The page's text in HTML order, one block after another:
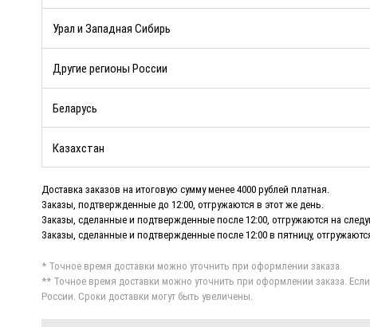
Урал и Западная Сибирь
Другие регионы России
Беларусь
Казахстан
Доставка заказов на итоговую сумму менее 4000 рублей платная.
Заказы, подтвержденные до 12:00, отгружаются в этот же день.
Заказы, сделанные и подтвержденные после 12:00, отгружаются на
Заказы, сделанные и подтвержденные после 12:00 в пятницу,
* Точное время доставки можно уточнить при оформлении заказа.
** Точное время доставки можно уточнить при оформлении заказа.
России. Сроки доставки могут быть увеличены.